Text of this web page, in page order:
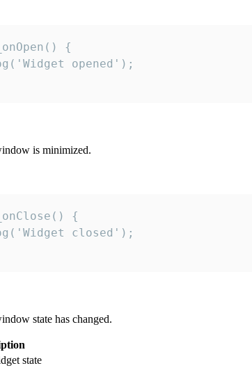
{
opened');
is minimized.
{
closed');
state has changed.
state